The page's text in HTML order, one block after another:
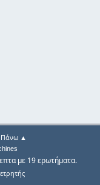
Πάνω ▲
με 19 ερωτήματα.